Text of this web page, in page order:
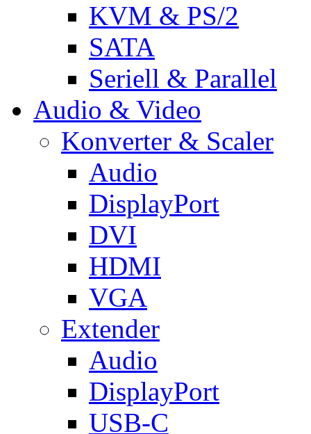
KVM & PS/2
SATA
Seriell & Parallel
Audio & Video
Konverter & Scaler
Audio
DisplayPort
DVI
HDMI
VGA
Extender
Audio
DisplayPort
USB-C